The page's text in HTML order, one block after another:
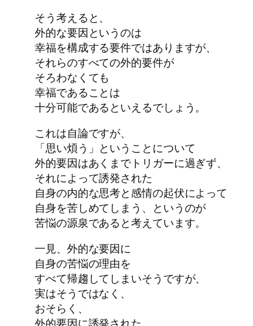
そう考えると、
外的な要因というのは
幸福を構成する要件ではありますが、
それらのすべての外的要件が
そろわなくても
幸福であることは
十分可能であるといえるでしょう。
これは自論ですが、
「思い煩う」ということについて
外的要因はあくまでトリガーに過ぎず、
それによって誘発された
自身の内的な思考と感情の起伏によって
自身を苦しめてしまう、というのが
苦悩の源泉であると考えています。
一見、外的な要因に
自身の苦悩の理由を
すべて帰趨してしまいそうですが、
実はそうではなく、
おそらく、